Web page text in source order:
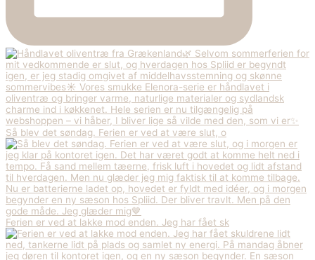
Så blev det søndag. Ferien er ved at være slut, o
Ferien er ved at lakke mod enden. Jeg har fået sk